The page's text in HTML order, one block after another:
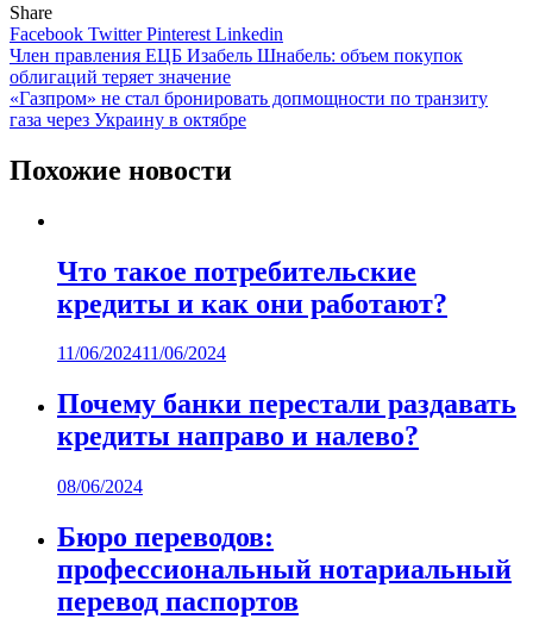
Share
Facebook TwitterPinterest Linkedin
Навигация
по
записям
Член правления ЕЦБ Изабель Шнабель: объем покупок
облигаций теряет значение
«Газпром» не стал бронировать допмощности по транзиту
газа через Украину в октябре
Похожие новости
Что такое потребительские
кредиты и как они работают?
11/06/202411/06/2024
Почему банки перестали раздавать
кредиты направо и налево?
08/06/2024
Бюро переводов:
профессиональный нотариальный
перевод паспортов